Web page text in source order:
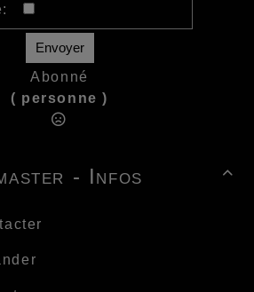
Envoyer
Abonné
( personne )

- Infos